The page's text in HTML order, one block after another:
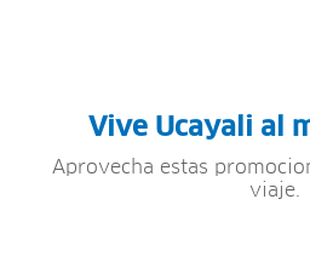
Vive Ucayali al
Aprovecha estas
viaje.